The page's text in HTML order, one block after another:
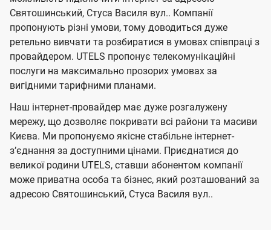
а
н
і
ї
U
t
e
l
s
л
е
б
а
ч
е
н
н
я
н
я
м
л
е
б
а
ч
н
н
я
н
я
м
Святошинський, Стуса Василя вул.. Компанії
пропонують різні умови, тому доводиться дуже
ретельно вивчати та розбиратися в умовах співпраці з
провайдером. UTELS пропонує телекомунікаційні
послуги на максимально прозорих умовах за
вигідними тарифними планами.
Наш інтернет-провайдер має дуже розгалужену
мережу, що дозволяє покривати всі райони та масиви
Києва. Ми пропонуємо якісне стабільне інтернет-
зʼєднання за доступними цінами. Приєднатися до
великої родини UTELS, ставши абонентом компанії
може приватна особа та бізнес, який розташований за
адресою Святошинський, Стуса Василя вул..